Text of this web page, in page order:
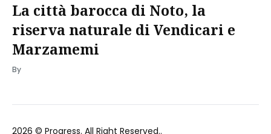
La città barocca di Noto, la
riserva naturale di Vendicari e
Marzamemi
By
2026 © Progress. All Right Reserved..